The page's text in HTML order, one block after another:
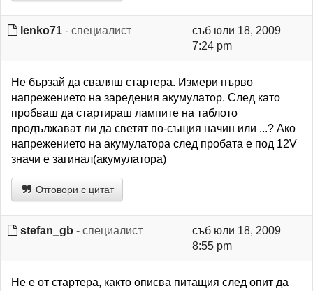
lenko71 - специалист
съб юли 18, 2009
7:24 pm
Не бързай да сваляш стартера. Измери първо
напрежението на заредения акумулатор. След като
пробваш да стартираш лампите на таблото
продължават ли да светят по-същия начин или ...? Ако
напрежението на акумулатора след пробата е под 12V
значи е загинал(акумулатора)
Отговори с цитат
stefan_gb - специалист
съб юли 18, 2009
8:55 pm
Не е от стартера, както описва питащия след опит да